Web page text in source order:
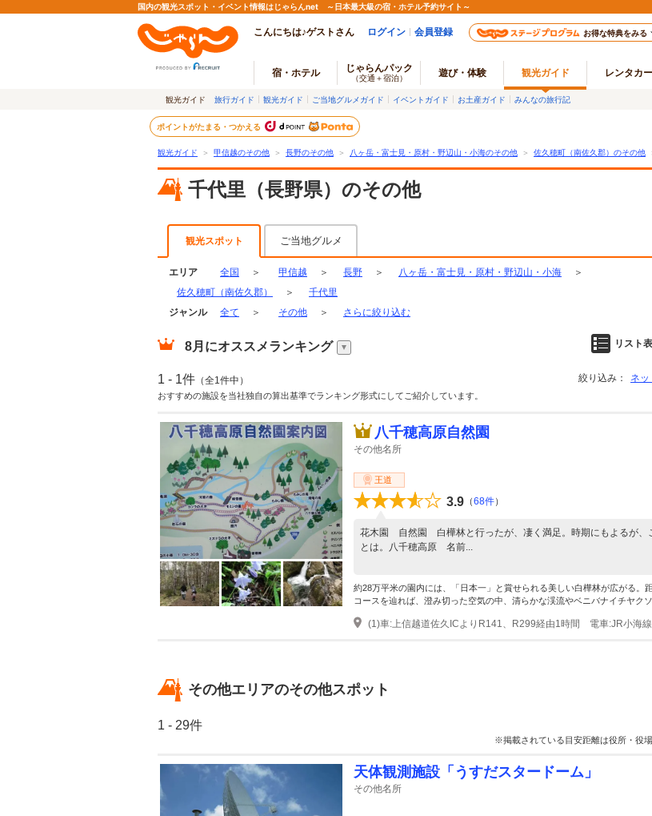
国内の観光スポット・イベント情報はじゃらんnet ～日本最大級の宿・ホテル予約サイト～
こんにちは♪ゲストさん ログイン 会員登録 お得な特典をみる
宿・ホテル じゃらんパック
（交通＋宿泊） 遊び・体験 観光ガイド レンタカー
観光ガイド 旅行ガイド 観光ガイド ご当地グルメガイド イベントガイド お土産ガイド みんなの旅行記
ポイントがたまる・つかえる
観光ガイド ＞ 甲信越のその他 ＞ 長野のその他 ＞ 八ヶ岳・富士見・原村・野辺山・小海のその他 ＞ 佐久穂町（南佐久郡）のその他
千代里（長野県）のその他
観光スポット ご当地グルメ
エリア 全国 ＞ 甲信越 ＞ 長野 ＞ 八ヶ岳・富士見・原村・野辺山・小海
＞
佐久穂町（南佐久郡）
＞
千代里
ジャンル
全て ＞ その他 ＞ さらに絞り込む
8月 にオススメランキング リスト
1 - 1件 （全1件中） 絞り込み： ネッ
おすすめの施設を当社独自の算出基準でランキング形式にしてご紹介しています。
八千穂高原自然園
その他名所
王道
3.9 （68件）
花木園 自然園 白樺林と行ったが、凄く満足。時期にもよるが、
とは。八千穂高原 名前...
約28万平米の園内には、「日本一」と賞せられる美しい白樺林が広がる。
コースを辿れば、澄み切った空気の中、清らかな渓流やベニバナイチヤクソ
その他エリアのその他スポット
1 - 29件
※掲載されている目安距離は役所・役
天体観測施設「うすだスタードーム」
その他名所